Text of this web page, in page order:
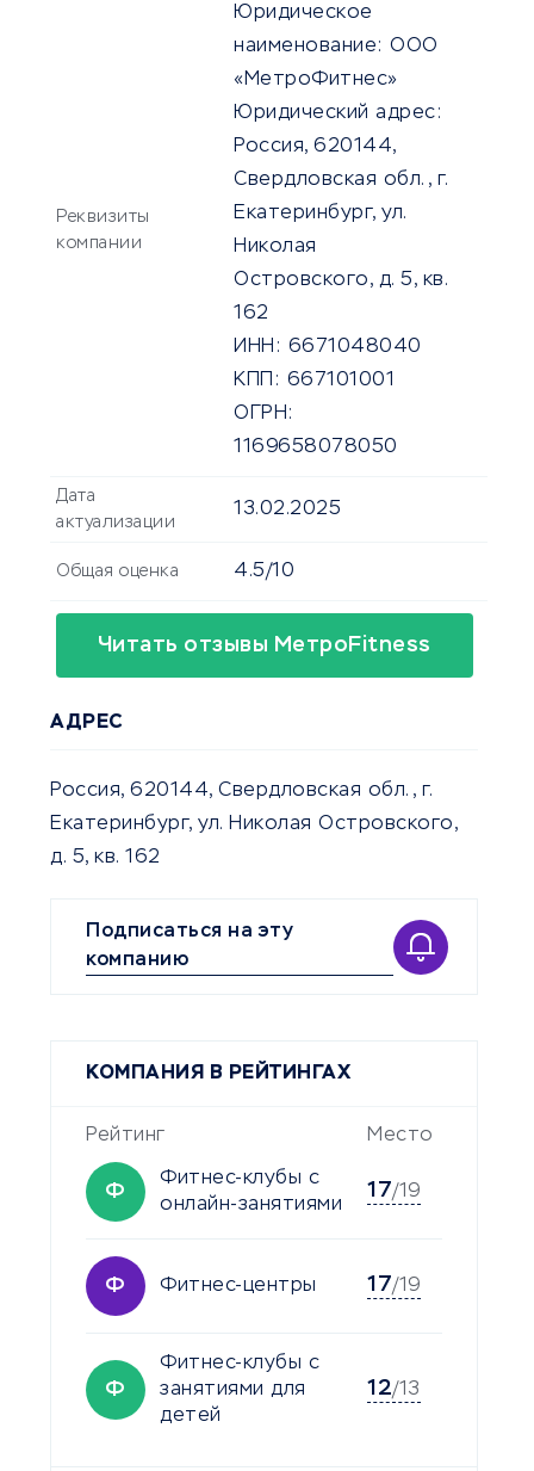
Реквизиты
компании
Юридическое
наименование: ООО
«МетроФитнес»
Юридический адрес:
Россия, 620144,
Свердловская обл., г.
Екатеринбург, ул.
Николая
Островского, д. 5, кв.
162
ИНН: 6671048040
КПП: 667101001
ОГРН:
1169658078050
Дата
актуализации
13.02.2025
Общая оценка 4.5/10
Читать отзывы МетроFitness
АДРЕС
Россия, 620144, Свердловская обл., г.
Екатеринбург, ул. Николая Островского,
д. 5, кв. 162
Подписаться на эту
компанию
КОМПАНИЯ В РЕЙТИНГАХ
Рейтинг Место
Ф
Фитнес-клубы с
онлайн-занятиями
17/19
Ф Фитнес-центры 17/19
Ф
Фитнес-клубы с
занятиями для
детей
12/13